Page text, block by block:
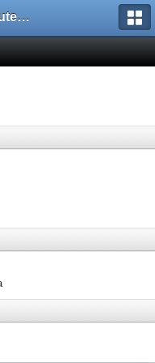
Forum Komputerowe PCFoster.pl